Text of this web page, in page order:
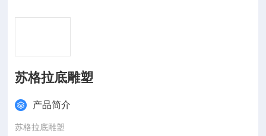
苏格拉底雕塑
产品简介
苏格拉底雕塑